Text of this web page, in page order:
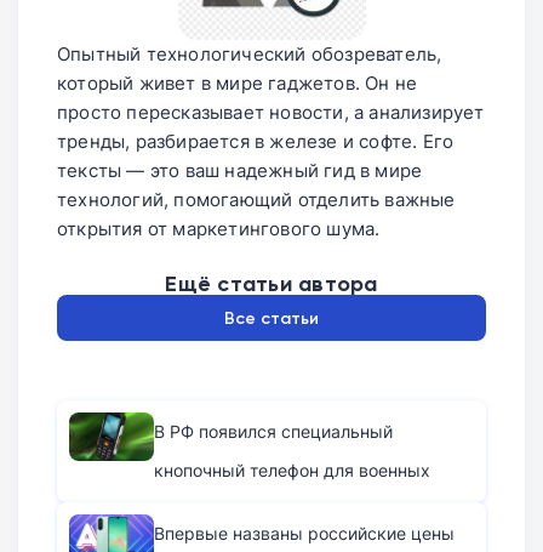
Опытный технологический обозреватель,
который живет в мире гаджетов. Он не
просто пересказывает новости, а анализирует
тренды, разбирается в железе и софте. Его
тексты — это ваш надежный гид в мире
технологий, помогающий отделить важные
открытия от маркетингового шума.
Ещё статьи автора
Все статьи
В РФ появился специальный
кнопочный телефон для военных
Впервые названы российские цены